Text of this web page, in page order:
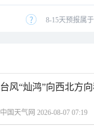
8-15天预报属
台风“灿鸿”向西北方
中国天气网 2026-08-07 07:19